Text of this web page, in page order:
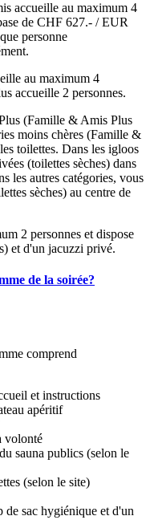
accueille au maximum 4
de CHF 627.- / EUR
personne
au maximum 4
accueille 2 personnes.
(Famille & Amis Plus
moins chères (Famille &
toilettes. Dans les igloos
(toilettes sèches) dans
les autres catégories, vous
sèches) au centre de
2 personnes et dispose
et d'un jacuzzi privé.
de la soirée?
comprend
et instructions
apéritif
volonté
sauna publics (selon le
(selon le site)
sac hygiénique et d'un